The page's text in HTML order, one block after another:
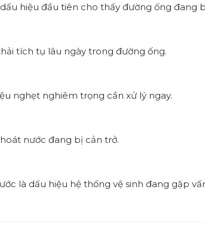
hiệu đầu tiên cho thấy đường ống đang
tích tụ lâu ngày trong đường ống.
nghẹt nghiêm trọng cần xử lý ngay.
nước đang bị cản trở.
là dấu hiệu hệ thống vệ sinh đang gặp